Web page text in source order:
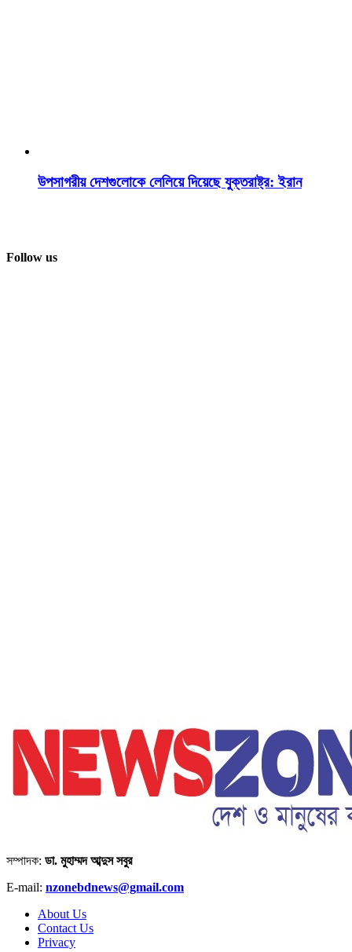
উপসাগরীয় দেশগুলোকে লেলিয়ে দিয়েছে যুক্তরাষ্ট্র: ইরান
Follow us
সম্পাদক: ডা. মুহাম্মদ আব্দুস সবুর
E-mail: nzonebdnews@gmail.com
About Us
Contact Us
Privacy